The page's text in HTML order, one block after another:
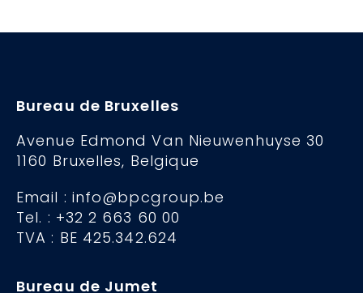
Bureau de Bruxelles
Avenue Edmond Van Nieuwenhuyse 30
1160 Bruxelles, Belgique
Email : info@bpcgroup.be
Tel. : +32 2 663 60 00
TVA : BE 425.342.624
Bureau de Jumet